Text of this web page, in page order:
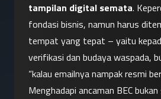
tampilan digital semata.
fondasi bisnis, namun harus
tempat yang tepat – yaitu
verifikasi dan budaya waspada,
“kalau emailnya nampak resmi
Menghadapi ancaman BEC